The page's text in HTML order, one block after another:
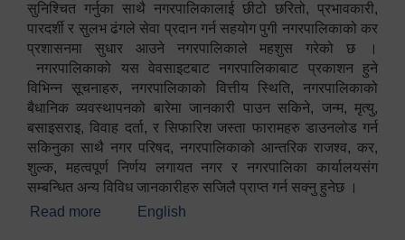
सुनिश्चित गर्नुका साथै नगरपालिकालाई छीटो छरितो, प्रभावकारी,
पारदर्शी र सुलभ ढंगले सेवा प्रदान गर्न सहयोग पुगी नगरपालिकाको कर
प्रशासनमा सुधार आउने नगरपालिकाले महशुस गरेको छ ।
नगरपालिकाको यस वेवसाइटबाट नगरपालिकाबाट प्रकाशन हुने
विभिन्न सूचनाहरु, नगरपालिकाको वित्तीय स्थिति, नगरपालिकाको
बैधानिक व्यवस्थापनको बारेमा जानकारी पाउन सकिने, जन्म, मृत्यु,
बसाइसराइ, विवाह दर्ता, र सिफारिश जस्ता फारामहरु डाउनलोड गर्न
सकिनुका साथै नगर परिषद, नगरपालिकाको आन्तरिक राजश्व, कर,
शुल्क, महत्वपूर्ण निर्णय लगायत नगर र नगरपालिका कार्यालयसंग
सम्बन्धित अन्य विविध जानकारीहरु सजिलै प्राप्त गर्न सक्नु हुनेछ ।
Read more about स्वागतम!!!
English